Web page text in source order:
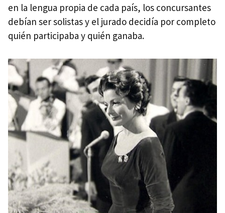
en la lengua propia de cada país, los concursantes
debían ser solistas y el jurado decidía por completo
quién participaba y quién ganaba.